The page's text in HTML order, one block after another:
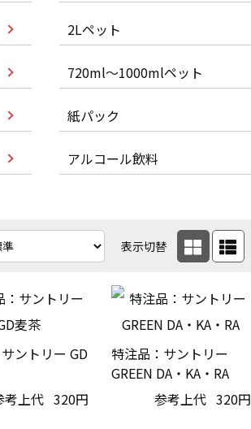
2Lペット
720ml～1000mlペット
紙パック
アルコール飲料
表示切替
ントリー GD
考上代 320円
特注品：サントリー
GREEN DA・KA・RA
参考上代 320円